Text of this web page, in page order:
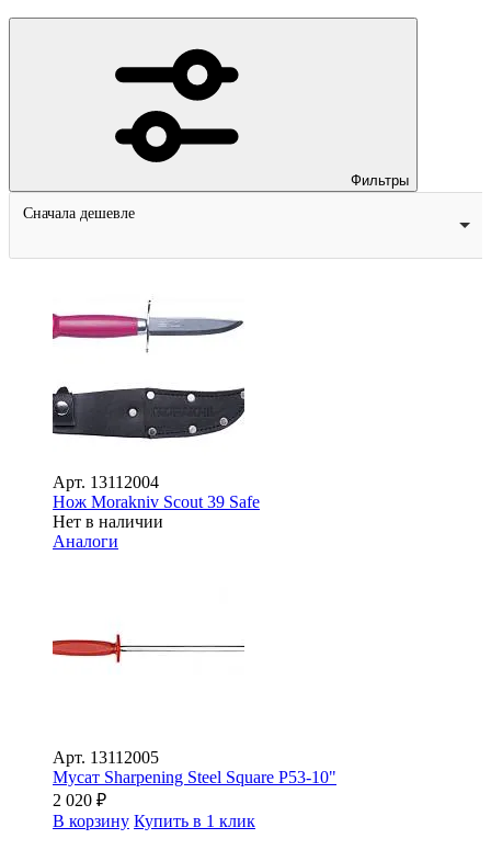
Фильтры
Сначала дешевле
Арт. 13112004
Нож Morakniv Scout 39 Safe
Нет в наличии
Аналоги
Арт. 13112005
Мусат Sharpening Steel Square P53-10"
2 020 ₽
В корзину Купить в 1 клик